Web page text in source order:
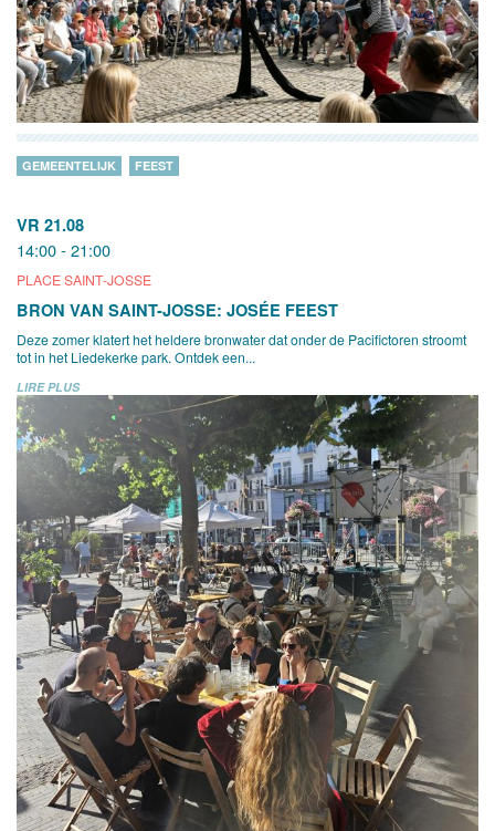
VR 21.08
14:00 - 21:00
PLACE SAINT-JOSSE
GEMEENTELIJK FEEST
BRON VAN SAINT-JOSSE: JOSÉE FEEST
Deze zomer klatert het heldere bronwater dat onder de Pacifictoren stroomt
tot in het Liedekerke park. Ontdek een...
LIRE PLUS